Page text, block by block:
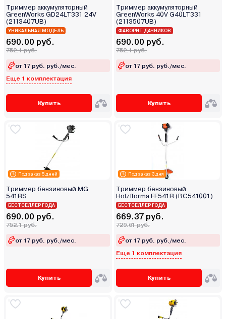
Триммер аккумуляторный
GreenWorks GD24LT331 24V
(2113407UB)
УНИКАЛЬНАЯ МОДЕЛЬ
690.00 руб.
752.1 руб.
от 17 руб. руб./мес.
Еще 1 комплектация
Купить
Триммер аккумуляторный
GreenWorks 40V G40LT331
(2113507UB)
ФАВОРИТ ДАЧНИКОВ
690.00 руб.
752.1 руб.
от 17 руб. руб./мес.
Купить
Под заказ 5 дней
Триммер бензиновый MG
541RS
БЕСТСЕЛЛЕР ГОДА
690.00 руб.
752.1 руб.
от 17 руб. руб./мес.
Купить
Под заказ 3 дня
Триммер бензиновый
Holzfforma FF541R (BC541001)
БЕСТСЕЛЛЕР ГОДА
669.37 руб.
729.61 руб.
от 17 руб. руб./мес.
Еще 1 комплектация
Купить